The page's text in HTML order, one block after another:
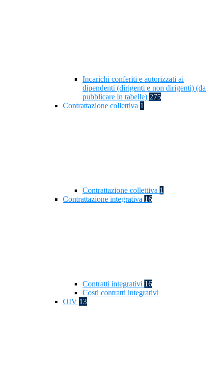
Incarichi conferiti e autorizzati ai
dipendenti (dirigenti e non dirigenti) (da
pubblicare in tabelle) 275
Contrattazione collettiva 1
Contrattazione collettiva 1
Contrattazione integrativa 16
Contratti integrativi 16
Costi contratti integrativi
OIV 13